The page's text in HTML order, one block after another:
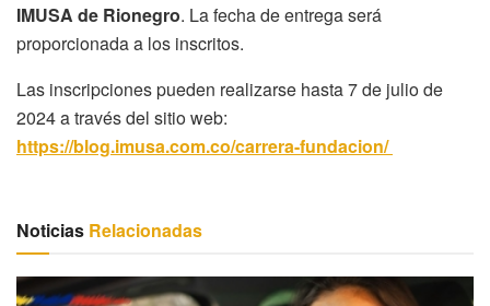
IMUSA de Rionegro. La fecha de entrega será
proporcionada a los inscritos.
Las inscripciones pueden realizarse hasta 7 de julio de
2024 a través del sitio web:
https://blog.imusa.com.co/carrera-fundacion/
Noticias Relacionadas